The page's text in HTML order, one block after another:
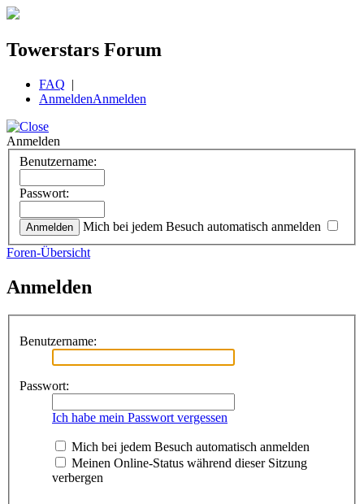
Towerstars Forum
FAQ |
AnmeldenAnmelden
Anmelden
Benutzername:
Passwort:
Mich bei jedem Besuch automatisch anmelden
Foren-Übersicht
Anmelden
Benutzername:
Passwort:
Ich habe mein Passwort vergessen
Mich bei jedem Besuch automatisch anmelden
Meinen Online-Status während dieser Sitzung
verbergen